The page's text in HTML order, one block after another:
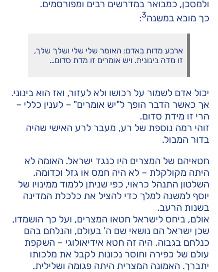
ולמסכן, כמבואר במדרשים רבים ומפורסמים.
כך מובא במשנה3
:
ארבע מדות באדם: האומר שלי שלי ושלך שלך,
זו מדה בינונית. ויש אומרים זו מדת סדום…
יכול אדם לשמור על רכושו ולא לעזור, ואז הוא בינוני.
אך כאשר הדבר הופך ל"יש אומרים" – לענין כללי –
הרי זו מידת סדום.
זוהי רמה נוספת של רע, מעבר לרע האישי שהיה
בדור המבול.
חטאיהם של המצרים היו כנגד ישראל. האומה לא
היתה מקולקלת – לא היה חמס או גזל וכדומה.
השלטון התנהל כראוי, כפי שניתן ללמוד ממינויו של
יוסף למשנה למלך כדי להציל את כלכלת המדינה
בשנות הרעב.
אולם, ביחס לישראל חטאו המצרים, ועל כך הושמדו,
שכן ישראל הם נושאי שם ה' בעולם, והנלחם בהם
כנלחם בגבוה. היה זה חטא אידיאולוגי – השקפת
עולם של כפירה וחוסר נכונות לקבל את מלכותו
יתברך. האמונה המצרית היתה פגומה ושלילית.